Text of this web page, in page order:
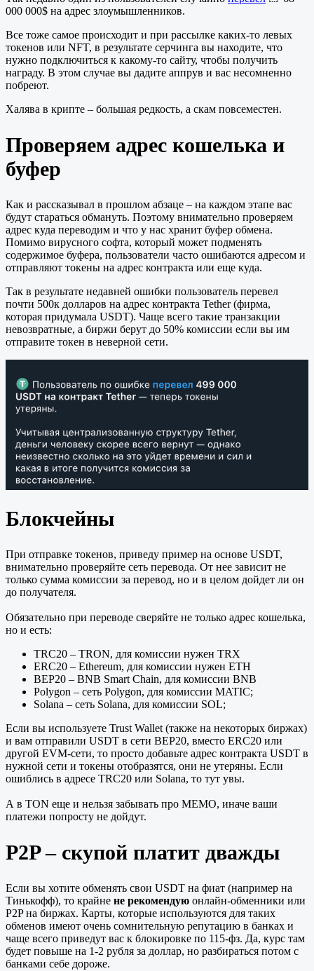
000 000$ на адрес злоумышленников.
Все тоже самое происходит и при рассылке каких-то левых
токенов или NFT, в результате серчинга вы находите, что
нужно подключиться к какому-то сайту, чтобы получить
награду. В этом случае вы дадите аппрув и вас несомненно
побреют.
Халява в крипте – большая редкость, а скам повсеместен.
Проверяем адрес кошелька и
буфер
Как и рассказывал в прошлом абзаце – на каждом этапе вас
будут стараться обмануть. Поэтому внимательно проверяем
адрес куда переводим и что у нас хранит буфер обмена.
Помимо вирусного софта, который может подменять
содержимое буфера, пользователи часто ошибаются адресом и
отправляют токены на адрес контракта или еще куда.
Так в результате недавней ошибки пользователь перевел
почти 500к долларов на адрес контракта Tether (фирма,
которая придумала USDT). Чаще всего такие транзакции
невозвратные, а биржи берут до 50% комиссии если вы им
отправите токен в неверной сети.
Блокчейны
При отправке токенов, приведу пример на основе USDT,
внимательно проверяйте сеть перевода. От нее зависит не
только сумма комиссии за перевод, но и в целом дойдет ли он
до получателя.
Обязательно при переводе сверяйте не только адрес кошелька,
но и есть:
TRC20 – TRON, для комиссии нужен TRX
ERC20 – Ethereum, для комиссии нужен ETH
BEP20 – BNB Smart Chain, для комиссии BNB
Polygon – сеть Polygon, для комиссии MATIC;
Solana – сеть Solana, для комиссии SOL;
Если вы используете Trust Wallet (также на некоторых биржах)
и вам отправили USDT в сети BEP20, вместо ERC20 или
другой EVM-сети, то просто добавьте адрес контракта USDT в
нужной сети и токены отобразятся, они не утеряны. Если
ошиблись в адресе TRC20 или Solana, то тут увы.
А в TON еще и нельзя забывать про MEMO, иначе ваши
платежи попросту не дойдут.
P2P – скупой платит дважды
Если вы хотите обменять свои USDT на фиат (например на
Тинькофф), то крайне не рекомендую онлайн-обменники или
P2P на биржах. Карты, которые используются для таких
обменов имеют очень сомнительную репутацию в банках и
чаще всего приведут вас к блокировке по 115-фз. Да, курс там
будет повыше на 1-2 рубля за доллар, но разбираться потом с
банками себе дороже.